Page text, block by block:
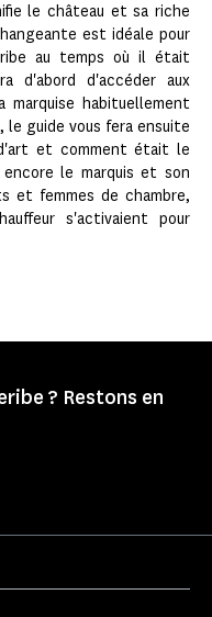
le château et sa riche
est idéale pour
au temps où il était
d'abord d'accéder aux
habituellement
le guide vous fera ensuite
et comment était le
le marquis et son
et femmes de chambre,
s'activaient pour
? Restons en